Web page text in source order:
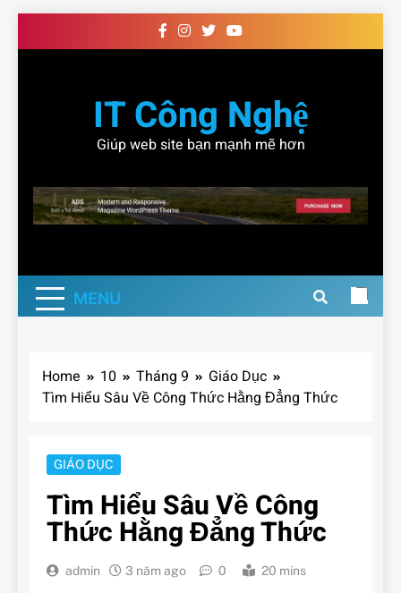
to
IT Công Nghệ
Giúp web site bạn mạnh mẽ hơn
MENU
Home 10 Tháng 9
Giáo Dục
Tìm Hiểu Sâu Về Công Thức Hằng Đẳng Thức
GIÁO DỤC
Tìm Hiểu Sâu Về Công
Thức Hằng Đẳng Thức
admin 3 năm ago 0 20 mins